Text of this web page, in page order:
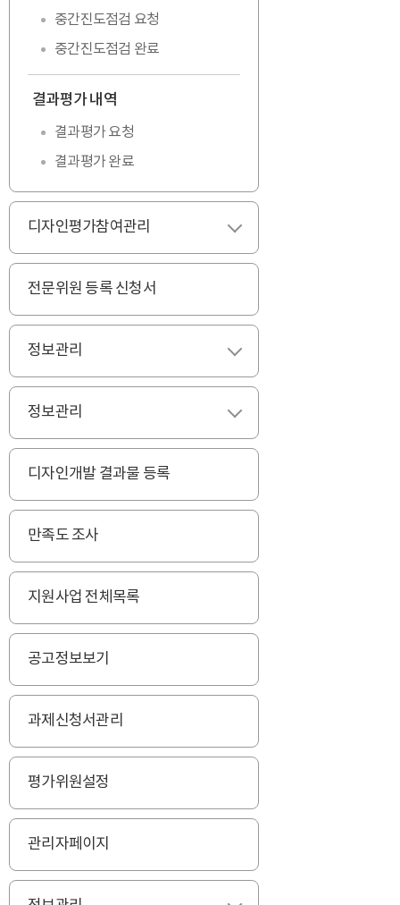
중간진도점검 요청
중간진도점검 완료
결과평가 내역
결과평가 요청
결과평가 완료
디자인평가참여관리
전문위원 등록 신청서
정보관리
정보관리
디자인개발 결과물 등록
만족도 조사
지원사업 전체목록
공고정보보기
과제신청서관리
평가위원설정
관리자페이지